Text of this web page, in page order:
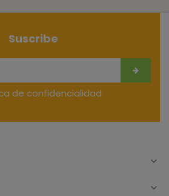
Suscribe
de confidencialidad

